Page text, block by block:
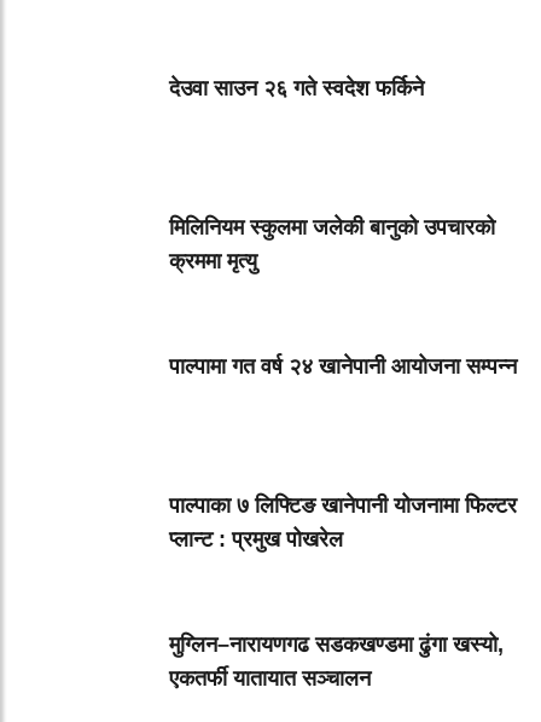
देउवा साउन २६ गते स्वदेश फर्किने
मिलिनियम स्कुलमा जलेकी बानुको उपचारको
क्रममा मृत्यु
पाल्पामा गत वर्ष २४ खानेपानी आयोजना सम्पन्न
पाल्पाका ७ लिफ्टिङ खानेपानी योजनामा फिल्टर
प्लान्ट : प्रमुख पोखरेल
मुग्लिन–नारायणगढ सडकखण्डमा ढुंगा खस्यो,
एकतर्फी यातायात सञ्चालन